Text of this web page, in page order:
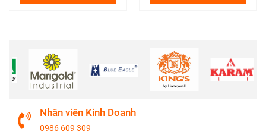
Nhân viên Kinh Doanh
0986 609 309